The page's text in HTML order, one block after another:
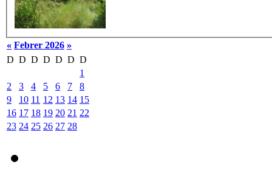
« Febrer 2026 »
D D D D D D D
1
2
3 4 5 6 7
8
9
10 11 12 13 14 15
16 17 18 19 20 21 22
23 24 25 26 27 28